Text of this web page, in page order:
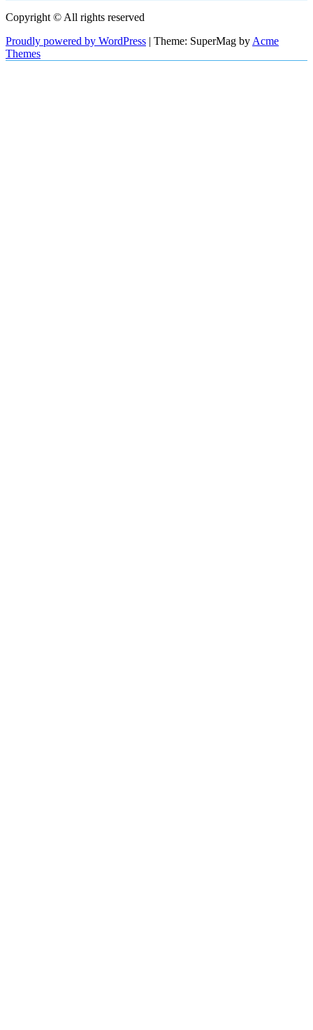
Copyright © All rights reserved
Proudly powered by WordPress | Theme: SuperMag by Acme
Themes